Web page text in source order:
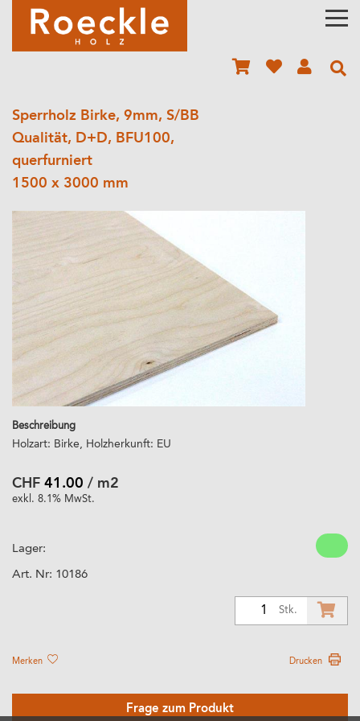
Sperrholz Birke, 9mm, S/BB
Qualität, D+D, BFU100,
querfurniert
1500 x 3000 mm
Beschreibung
Holzart: Birke, Holzherkunft: EU
CHF 41.00 / m2
exkl. 8.1% MwSt.
Lager:
Art. Nr: 10186
Stk.
Merken Drucken
Frage zum Produkt